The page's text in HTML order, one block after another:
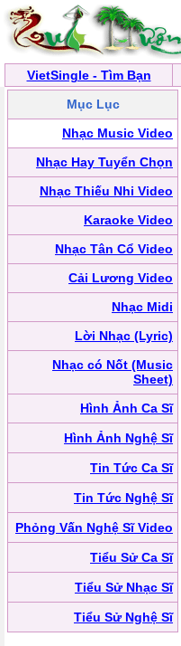
VietSingle - Tìm Bạn
Mục Lục
Nhạc Music Video
Nhạc Hay Tuyển Chọn
Nhạc Thiếu Nhi Video
Karaoke Video
Nhạc Tân Cổ Video
Cải Lương Video
Nhạc Midi
Lời Nhạc (Lyric)
Nhạc có Nốt (Music
Sheet)
Hình Ảnh Ca Sĩ
Hình Ảnh Nghệ Sĩ
Tin Tức Ca Sĩ
Tin Tức Nghệ Sĩ
Phỏng Vấn Nghệ Sĩ Video
Tiểu Sử Ca Sĩ
Tiểu Sử Nhạc Sĩ
Tiểu Sử Nghệ Sĩ